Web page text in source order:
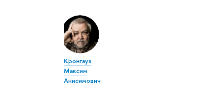
Кронгауз
Максим
Анисимович